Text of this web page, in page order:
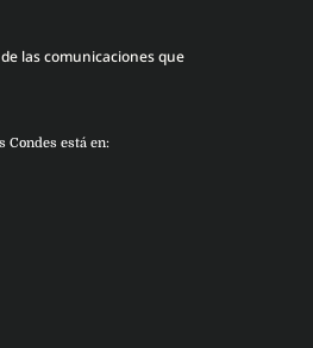
las comunicaciones que
Condes está en: